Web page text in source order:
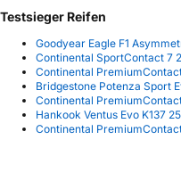
Testsieger Reifen
Goodyear Eagle F1
Continental SportContact 7
Continental
Bridgestone Potenza Sport
Continental
Hankook Ventus Evo K137
Continental